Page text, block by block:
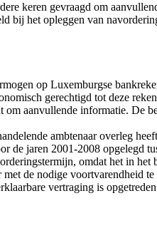
keren gevraagd om
bij het opleggen van
op Luxemburgse
gerechtigd tot deze
aanvullende informatie. De
ambtenaar overleg
de jaren 2001-2008 opgelegd
omdat het in het
de nodige voortvarendheid
vertraging is